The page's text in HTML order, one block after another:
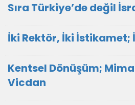
Sıra Türkiye’de değil
İki Rektör, İki İstikamet;
Kentsel Dönüşüm;
Vicdan